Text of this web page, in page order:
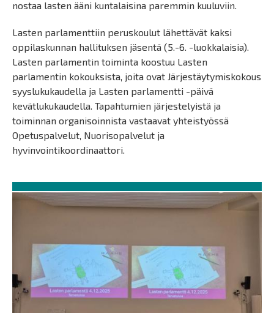
nostaa lasten ääni kuntalaisina paremmin kuuluviin.
Lasten parlamenttiin peruskoulut lähettävät kaksi
oppilaskunnan hallituksen jäsentä (5.-6. -luokkalaisia).
Lasten parlamentin toiminta koostuu Lasten
parlamentin kokouksista, joita ovat Järjestäytymiskokous
syyslukukaudella ja Lasten parlamentti -päivä
kevätlukukaudella. Tapahtumien järjestelyistä ja
toiminnan organisoinnista vastaavat yhteistyössä
Opetuspalvelut, Nuorisopalvelut ja
hyvinvointikoordinaattori.